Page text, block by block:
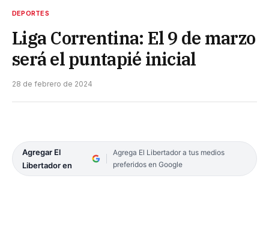
DEPORTES
Liga Correntina: El 9 de marzo
será el puntapié inicial
28 de febrero de 2024
Agregar El
Libertador en
Agrega El Libertador a tus medios
preferidos en Google